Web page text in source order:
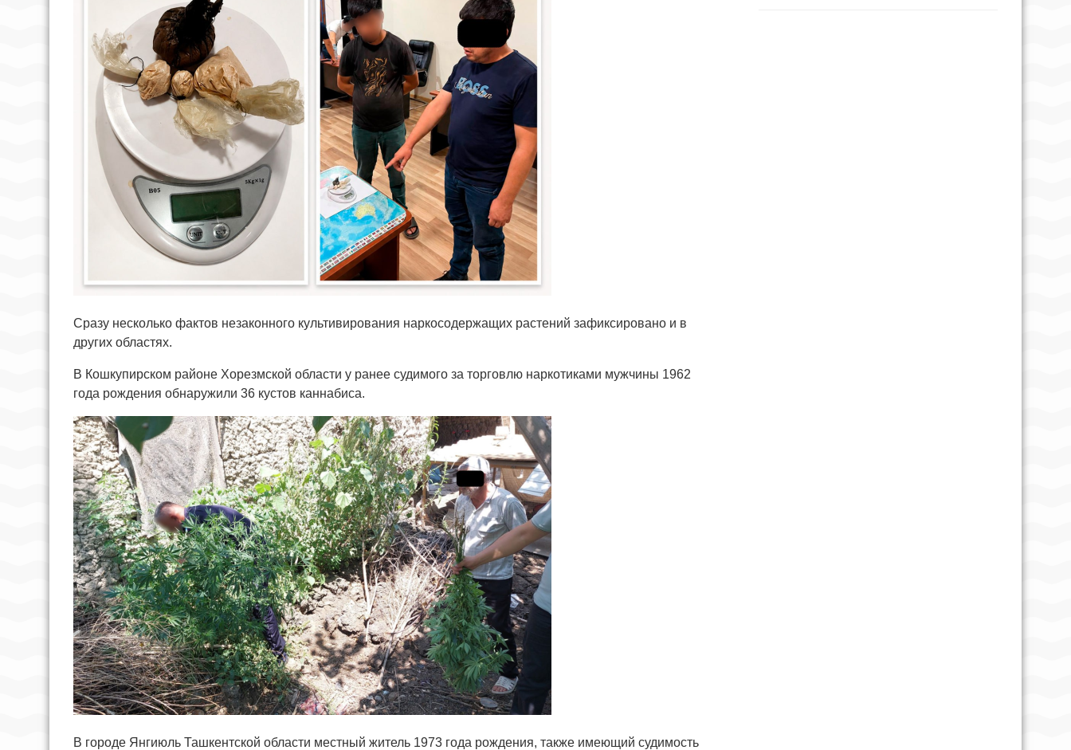
Сразу несколько фактов незаконного культивирования наркосодержащих растений зафиксировано и в
других областях.
В Кошкупирском районе Хорезмской области у ранее судимого за торговлю наркотиками мужчины 1962
года рождения обнаружили 36 кустов каннабиса.
В городе Янгиюль Ташкентской области местный житель 1973 года рождения, также имеющий судимость